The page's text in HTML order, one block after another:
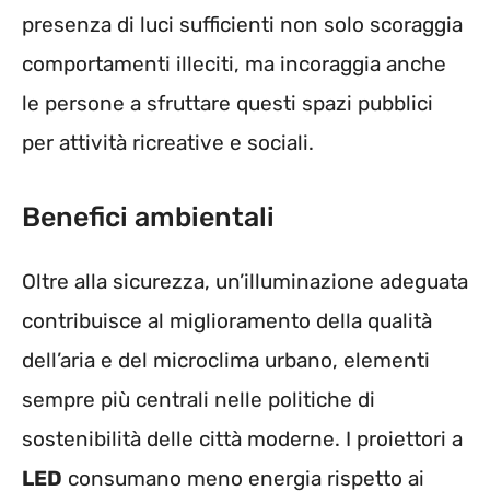
presenza di luci sufficienti non solo scoraggia
comportamenti illeciti, ma incoraggia anche
le persone a sfruttare questi spazi pubblici
per attività ricreative e sociali.
Benefici ambientali
Oltre alla sicurezza, un’illuminazione adeguata
contribuisce al miglioramento della qualità
dell’aria e del microclima urbano, elementi
sempre più centrali nelle politiche di
sostenibilità delle città moderne. I proiettori a
LED consumano meno energia rispetto ai